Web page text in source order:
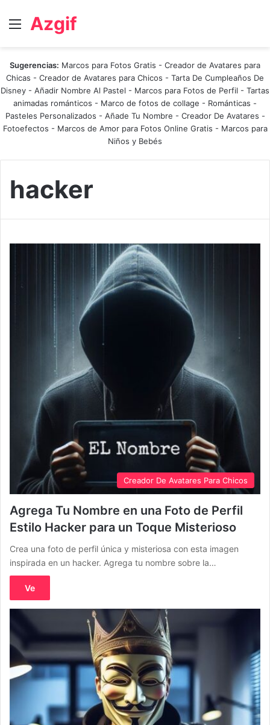
Menú
Azgif
Sugerencias: Marcos para Fotos Gratis - Creador de Avatares para
Chicas - Creador de Avatares para Chicos - Tarta De Cumpleaños De
Disney - Añadir Nombre Al Pastel - Marcos para Fotos de Perfil - Tartas
animadas románticos - Marco de fotos de collage - Románticas -
Pasteles Personalizados - Añade Tu Nombre - Creador De Avatares -
Fotoefectos - Marcos de Amor para Fotos Online Gratis - Marcos para
Niños y Bebés
hacker
Creador De Avatares Para Chicos
Agrega Tu Nombre en una Foto de Perfil
Estilo Hacker para un Toque Misterioso
Crea una foto de perfil única y misteriosa con esta imagen
inspirada en un hacker. Agrega tu nombre sobre la…
Ve